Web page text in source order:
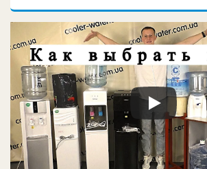
2026-01-12
Чистка и дезинфекция кулера для
2026-01-05
Кулер воды не работает, не греет и
2025-11-07
Восстановление верхней крышки